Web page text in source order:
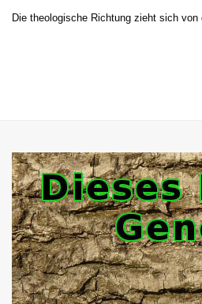
Die theologische Richtung zieht sich